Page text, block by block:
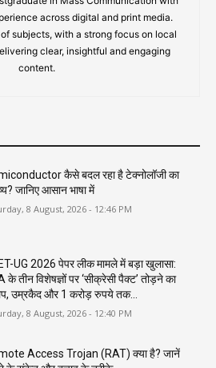
across digital and print media.
subjects, with a strong focus on local
clear, insightful and engaging
content.
कैसे बदल रहा है टेक्नोलॉजी का
जानिए आसान भाषा में
8 August, 2026 - 12:46 PM
UG 2026 पेपर लीक मामले में बड़ा खुलासा:
के तीन विशेषज्ञों पर ‘सीक्रेसी पैक्ट’ तोड़ने का
उम्रकैद और 1 करोड़ रुपये तक...
8 August, 2026 - 12:40 PM
Access Trojan (RAT) क्या है? जानें